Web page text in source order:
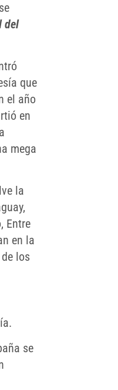
del
que
el año
en
mega
la
Entre
en la
los
se